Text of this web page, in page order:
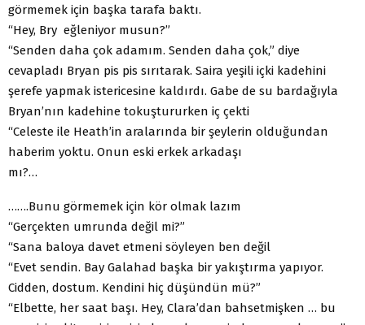
görmemek için başka tarafa baktı.
“Hey, Bry eğleniyor musun?”
“Senden daha çok adamım. Senden daha çok,” diye
cevapladı Bryan pis pis sırıtarak. Saira yeşili içki kadehini
şerefe yapmak istericesine kaldırdı. Gabe de su bardağıyla
Bryan’nın kadehine tokuştururken iç çekti
“Celeste ile Heath’in aralarında bir şeylerin olduğundan
haberim yoktu. Onun eski erkek arkadaşı
mı?…
…….Bunu görmemek için kör olmak lazım
“Gerçekten umrunda değil mi?”
“Sana baloya davet etmeni söyleyen ben değil
“Evet sendin. Bay Galahad başka bir yakıştırma yapıyor.
Cidden, dostum. Kendini hiç düşündün mü?”
“Elbette, her saat başı. Hey, Clara’dan bahsetmişken … bu